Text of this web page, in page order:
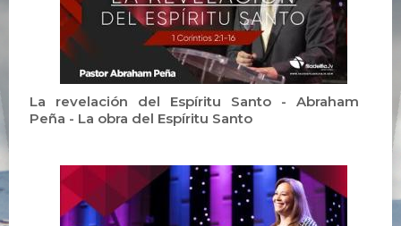
La revelación del Espíritu Santo - Abraham
Peña - La obra del Espíritu Santo